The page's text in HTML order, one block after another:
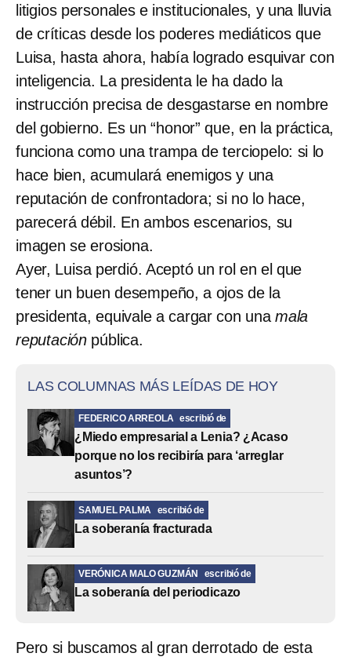
litigios personales e institucionales, y una lluvia
de críticas desde los poderes mediáticos que
Luisa, hasta ahora, había logrado esquivar con
inteligencia. La presidenta le ha dado la
instrucción precisa de desgastarse en nombre
del gobierno. Es un “honor” que, en la práctica,
funciona como una trampa de terciopelo: si lo
hace bien, acumulará enemigos y una
reputación de confrontadora; si no lo hace,
parecerá débil. En ambos escenarios, su
imagen se erosiona.
Ayer, Luisa perdió. Aceptó un rol en el que
tener un buen desempeño, a ojos de la
presidenta, equivale a cargar con una mala
reputación pública.
LAS COLUMNAS MÁS LEÍDAS DE HOY
FEDERICO ARREOLA escribió de
¿Miedo empresarial a Lenia? ¿Acaso
porque no los recibiría para ‘arreglar
asuntos’?
SAMUEL PALMA escribió de
La soberanía fracturada
VERÓNICA MALO GUZMÁN escribió de
La soberanía del periodicazo
Pero si buscamos al gran derrotado de esta